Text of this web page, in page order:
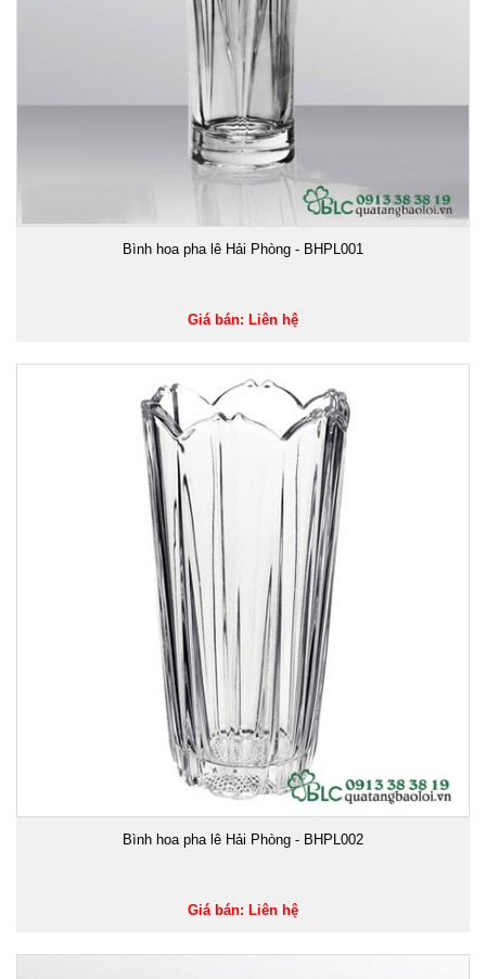
Bình hoa pha lê Hải Phòng - BHPL001
Giá bán: Liên hệ
Bình hoa pha lê Hải Phòng - BHPL002
Giá bán: Liên hệ